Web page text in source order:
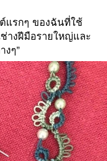
แรกๆ ของฉันที่ใช้
างฝีมือรายใหญ่และ
ๆ”